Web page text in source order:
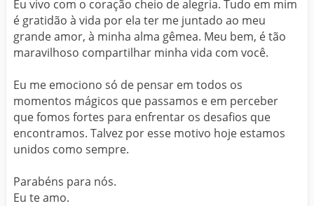
Eu vivo com o coração cheio de alegria. Tudo em mim
é gratidão à vida por ela ter me juntado ao meu
grande amor, à minha alma gêmea. Meu bem, é tão
maravilhoso compartilhar minha vida com você.
Eu me emociono só de pensar em todos os
momentos mágicos que passamos e em perceber
que fomos fortes para enfrentar os desafios que
encontramos. Talvez por esse motivo hoje estamos
unidos como sempre.
Parabéns para nós.
Eu te amo.